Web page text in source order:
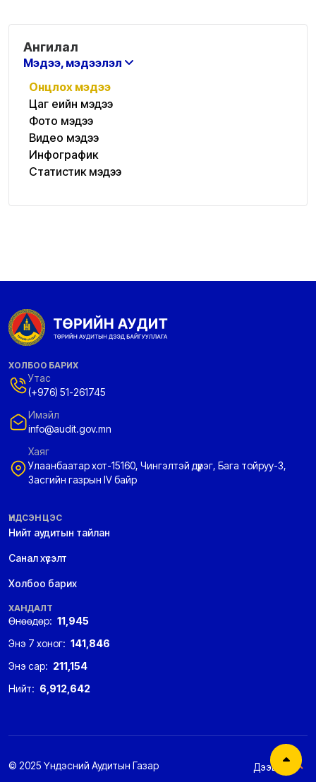
Ангилал
Мэдээ, мэдээлэл
Онцлох мэдээ
Цаг үеийн мэдээ
Фото мэдээ
Видео мэдээ
Инфографик
Статистик мэдээ
ХОЛБОО БАРИХ
Утас
(+976) 51-261745
Имэйл
info@audit.gov.mn
Хаяг
Улаанбаатар хот-15160, Чингэлтэй дүүрэг, Бага тойруу-3,
Засгийн газрын IV байр
ҮНДСЭН ЦЭС
Нийт аудитын тайлан
Санал хүсэлт
Холбоо барих
ХАНДАЛТ
Өнөөдөр: 11,945
Энэ 7 хоног: 141,846
Энэ сар: 211,154
Нийт: 6,912,642
© 2025 Үндэсний Аудитын Газар Дээшээ